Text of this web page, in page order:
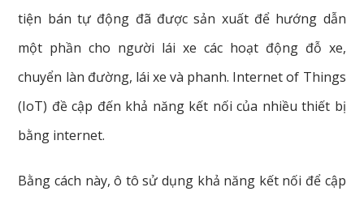
tiện bán tự động đã được sản xuất để hướng dẫn
một phần cho người lái xe các hoạt động đỗ xe,
chuyển làn đường, lái xe và phanh. Internet of Things
(IoT) đề cập đến khả năng kết nối của nhiều thiết bị
bằng internet.
Bằng cách này, ô tô sử dụng khả năng kết nối để cập